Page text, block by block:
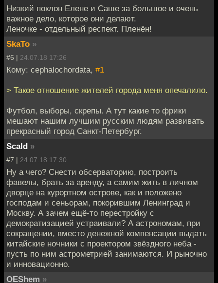
Низкий поклон Елене и Саше за большое и очень
важное дело, которое они делают.
Леночке - отдельный респект. Пленён!
SkaTo »
#6 | 24.07.18 17:26
Кому: cephalochordata, #1
> Такое отношение жителей города меня опечалило.
Футбол, выборы, скрепы. А тут какие то фрики
мешают нашим лучшим русским людям развивать
прекрасный город Санкт-Петербург.
Scald »
#7 | 24.07.18 17:30
Ну а чего? Снести обсерваторию, построить
фавелы, брать за аренду, а самим жить в личном
дворце на курортном острове, как и положено
господам и сеньорам, покорившим Ленинград и
Москву. А зачем ещё-то перестройку с
демократизацией устраивали? А астрономам, при
сокращении, вместо денежной компенсации выдать
китайские ночники с проектором звёздного неба -
пусть по ним астрометрией занимаются. И рыночно
и инновационно.
OEShem »